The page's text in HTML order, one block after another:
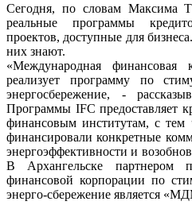
Сегодня, по словам Максима
реальные программы
проектов, доступные для
них знают.
«Международная
реализует программу по
энергосбережение, -
Программы IFC предоставляет
финансовым институтам, с
финансировали конкретные
энергоэффективности и
В Архангельске партнером
финансовой корпорации по
энерго-сбережение является